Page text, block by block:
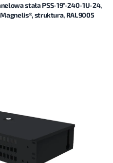
stała PSS-19"-240-1U-24,
struktura, RAL9005